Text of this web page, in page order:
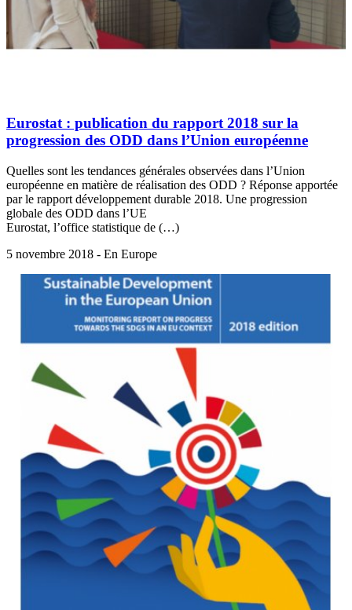
Eurostat : publication du rapport 2018 sur la
progression des ODD dans l’Union européenne
Quelles sont les tendances générales observées dans l’Union
européenne en matière de réalisation des ODD ? Réponse apportée
par le rapport développement durable 2018. Une progression
globale des ODD dans l’UE
Eurostat, l’office statistique de (…)
5 novembre 2018 - En Europe